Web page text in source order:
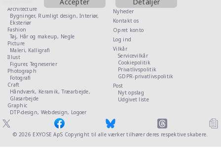
Architecture
Bygninger, Rumligt design,Interiør,
Eksteriør
Fashion
Tøj, Hår og makeup, Negle
Picture
Maleri, Kalligrafi
Illust
Figurer, Tegneserier
Photograph
Fotografi
Craft
Håndværk, Keramik, Træarbejde,
Glasarbejde
Graphic
DTP-design, Webdesign, Logoer
Nyheder
Kontakt os
Opret konto
Log ind
Vilkår
Servicevilkår
Cookiepolitik
Privatlivspolitik
GDPR-privatlivspolitik
Post
Nyt opslag
Udgivet liste
© 2026 EXYOSE ApS Copyright til alle værker tilhører deres respektive skabere.